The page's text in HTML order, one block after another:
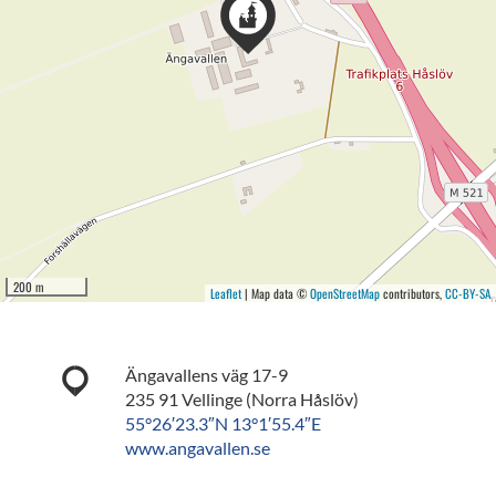
200 m Leaflet| Map data ©OpenStreetMapcontributors,CC-BY-SA
Ängavallens väg 17-9
235 91 Vellinge (Norra Håslöv)
55°26′23.3″N 13°1′55.4″E
www.angavallen.se